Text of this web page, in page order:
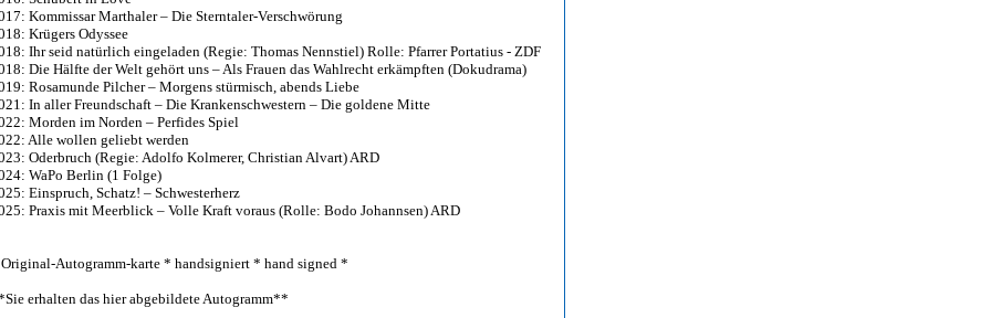
Kommissar Marthaler – Die Sterntaler-Verschwörung
Krügers Odyssee
Ihr seid natürlich eingeladen (Regie: Thomas Nennstiel) Rolle: Pfarrer Portatius - ZDF
Die Hälfte der Welt gehört uns – Als Frauen das Wahlrecht erkämpften (Dokudrama)
Rosamunde Pilcher – Morgens stürmisch, abends Liebe
In aller Freundschaft – Die Krankenschwestern – Die goldene Mitte
Morden im Norden – Perfides Spiel
Alle wollen geliebt werden
Oderbruch (Regie: Adolfo Kolmerer, Christian Alvart) ARD
WaPo Berlin (1 Folge)
Einspruch, Schatz! – Schwesterherz
Praxis mit Meerblick – Volle Kraft voraus (Rolle: Bodo Johannsen) ARD
Autogramm-karte * handsigniert * hand signed *
erhalten das hier abgebildete Autogramm**